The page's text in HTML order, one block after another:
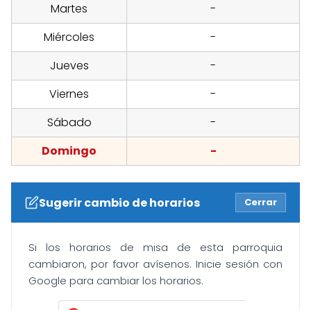
Martes
-
Miércoles
-
Jueves
-
Viernes
-
Sábado
-
Domingo
-
Sugerir cambio de horarios Cerrar
Si los horarios de misa de esta parroquia
cambiaron, por favor avísenos. Inicie sesión con
Google para cambiar los horarios.